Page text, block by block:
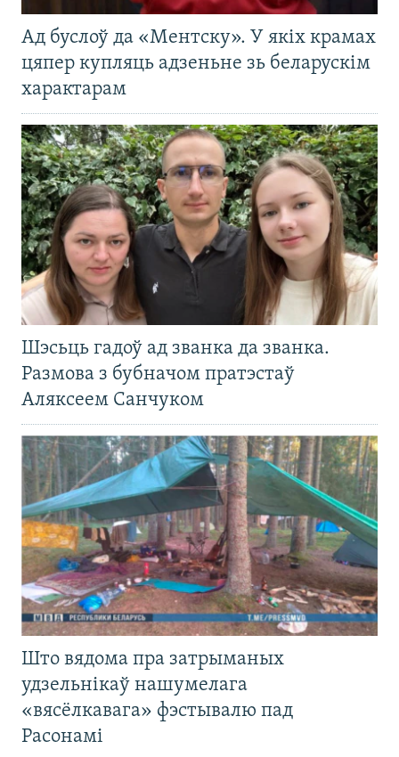
Ад буслоў да «Ментску». У якіх крамах
цяпер купляць адзеньне зь беларускім
характарам
Шэсьць гадоў ад званка да званка.
Размова з бубначом пратэстаў
Аляксеем Санчуком
Што вядома пра затрыманых
удзельнікаў нашумелага
«вясёлкавага» фэстывалю пад
Расонамі